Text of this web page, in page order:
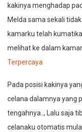
kakinya menghadap
Melda sama sekali
kamarku telah
melihat ke dalam
Terpercaya
Pada posisi kakinya
celana dalamnya yang
tengahnya.., Lalu saja
celanaku otomatis